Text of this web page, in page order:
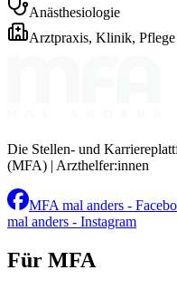
Anästhesiologie
Arztpraxis, Klinik, Pflege
Die Stellen- und
(MFA) | Arzthelfer:innen
MFA mal anders -
mal anders - Instagram
Für MFA